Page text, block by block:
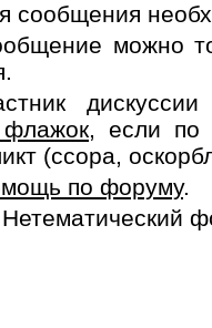
сообщения
можно
, если по
(ссора,
по форуму.
Нетематический